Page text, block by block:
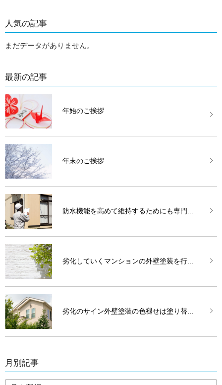
人気の記事
まだデータがありません。
最新の記事
年始のご挨拶
年末のご挨拶
防水機能を高めて維持するためにも専門...
劣化していくマンションの外壁塗装を行...
劣化のサイン外壁塗装の色褪せは塗り替...
月別記事